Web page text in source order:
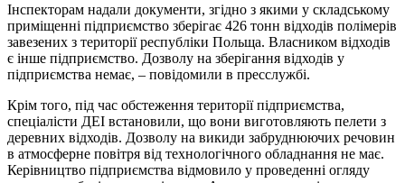
Інспекторам надали документи, згідно з якими у складському
приміщенні підприємство зберігає 426 тонн відходів полімерів
завезених з території республіки Польща. Власником відходів
є інше підприємство. Дозволу на зберігання відходів у
підприємства немає, – повідомили в пресслужбі.
Крім того, під час обстеження території підприємства,
спеціалісти ДЕІ встановили, що вони виготовляють пелети з
деревних відходів. Дозволу на викиди забруднюючих речовин
в атмосферне повітря від технологічного обладнання не має.
Керівництво підприємства відмовило у проведенні огляду